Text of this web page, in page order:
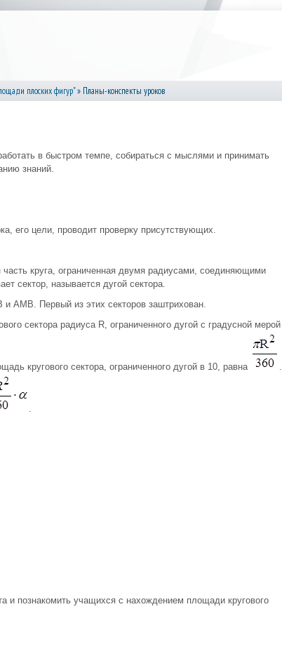
плоских фигур"» Планы-конспекты уроков
в быстром темпе, собираться с мыслями и принимать
знаний.
его цели, проводит проверку присутствующих.
круга, ограниченная двумя радиусами, соединяющими
сектор, называется дугой сектора.
AMB. Первый из этих секторов заштрихован.
сектора радиуса R, ограниченного дугой с градусной мерой
кругового сектора, ограниченного дугой в 10, равна .
.
и познакомить учащихся с нахождением площади кругового